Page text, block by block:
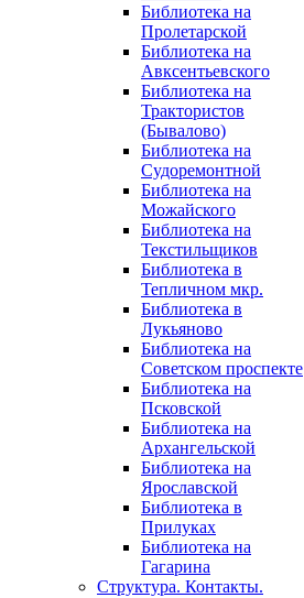
Библиотека на
Пролетарской
Библиотека на
Авксентьевского
Библиотека на
Трактористов
(Бывалово)
Библиотека на
Судоремонтной
Библиотека на
Можайского
Библиотека на
Текстильщиков
Библиотека в
Тепличном мкр.
Библиотека в
Лукьяново
Библиотека на
Советском проспекте
Библиотека на
Псковской
Библиотека на
Архангельской
Библиотека на
Ярославской
Библиотека в
Прилуках
Библиотека на
Гагарина
Структура. Контакты.